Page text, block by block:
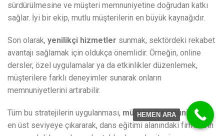
sürdürülmesine ve müşteri memnuniyetine doğrudan katkı
sağlar. İyi bir ekip, mutlu müşterilerin en büyük kaynağıdır.
Son olarak, yenilikçi hizmetler sunmak, sektördeki rekabet
avantajı sağlamak için oldukça önemlidir. Örneğin, online
dersler, özel uygulamalar ya da etkinlikler düzenlemek,
müşterilere farklı deneyimler sunarak onların
memnuniyetlerini artırabilir.
Tüm bu stratejilerin uygulanması, müşteri memnuniyetini
en üst seviyeye çıkararak, dans eğitimi alanındaki firmaların
HEMEN ARA